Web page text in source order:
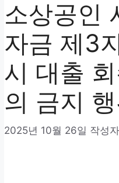
소상공인
자금 제3
시 대출
의 금지
2025년 10월 26일 작성